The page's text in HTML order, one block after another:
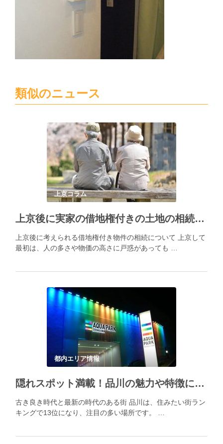
類似のニュース
上京コラム
上京後に実家の借地権付きの土地の相続を求められた場合の対策法
上京後に考えられる借地権付き物件の相続について 上京して
最初は、人の多さや物価の高さに戸惑があっても …
都内エリア情報
隠れスポット満載！品川の魅力や特徴について解説！
古き良き時代と最新の時代のある街 品川は、住みたい街ラン
キングで13位になり、注目の多い場所です。 …